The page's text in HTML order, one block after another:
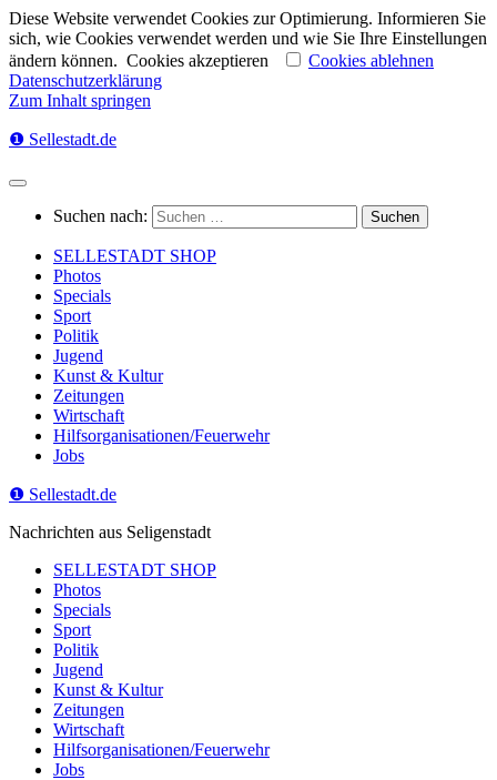
Diese Website verwendet Cookies zur Optimierung. Informieren Sie
sich, wie Cookies verwendet werden und wie Sie Ihre Einstellungen
ändern können. Cookies akzeptieren
Cookies ablehnen
Datenschutzerklärung
Zum Inhalt springen
❶ Sellestadt.de
Suchen nach:
SELLESTADT SHOP
Photos
Specials
Sport
Politik
Jugend
Kunst & Kultur
Zeitungen
Wirtschaft
Hilfsorganisationen/Feuerwehr
Jobs
❶ Sellestadt.de
Nachrichten aus Seligenstadt
SELLESTADT SHOP
Photos
Specials
Sport
Politik
Jugend
Kunst & Kultur
Zeitungen
Wirtschaft
Hilfsorganisationen/Feuerwehr
Jobs